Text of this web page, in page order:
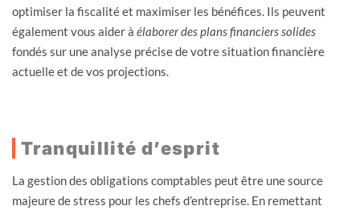
optimiser la fiscalité et maximiser les bénéfices. Ils peuvent
également vous aider à élaborer des plans financiers solides
fondés sur une analyse précise de votre situation financière
actuelle et de vos projections.
Tranquillité d’esprit
La gestion des obligations comptables peut être une source
majeure de stress pour les chefs d’entreprise. En remettant